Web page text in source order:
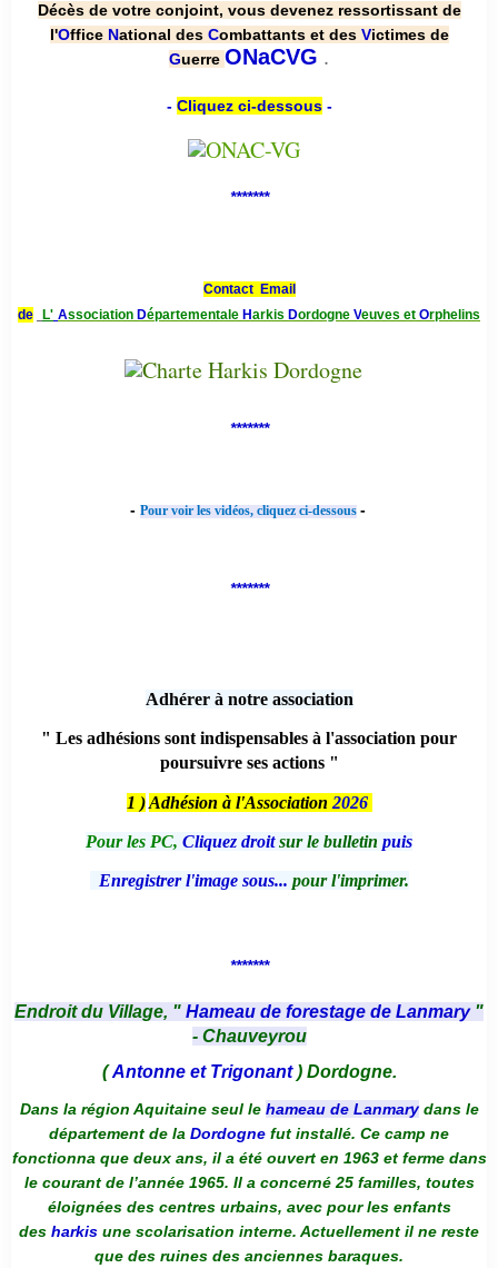
Décès de votre conjoint, vous devenez ressortissant de
l'Office National des Combattants et des Victimes de
Guerre ONaCVG .
- Cliquez ci-dessous-
*******
Contact Email
de
L' Association Départementale Harkis Dordogne Veuves et Orphelins
*******
- Pour voir les vidéos, cliquez ci-dessous -
*******
Adhérer à notre association
" Les adhésions sont indispensables à l'association pour
poursuivre ses actions "
1 ) Adhésion à l'Association 2026
Pour les PC, Cliquez droitsur le bulletin puis
Enregistrer l'image sous... pour l'imprimer.
*******
Endroit du Village, " Hameau de forestage de Lanmary "
- Chauveyrou
(Antonne et Trigonant) Dordogne.
Dans la région Aquitaine seul le hameau de Lanmarydans le
département de la Dordogne fut installé. Ce camp ne
fonctionna que deux ans, il a été ouvert en 1963 et ferme dans
le courant de l’année 1965. Il a concerné 25 familles, toutes
éloignées des centres urbains, avec pour les enfants
des harkis une scolarisation interne. Actuellement il ne reste
que des ruines des anciennes baraques.